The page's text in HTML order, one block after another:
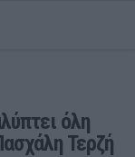
όλη
Τερζή